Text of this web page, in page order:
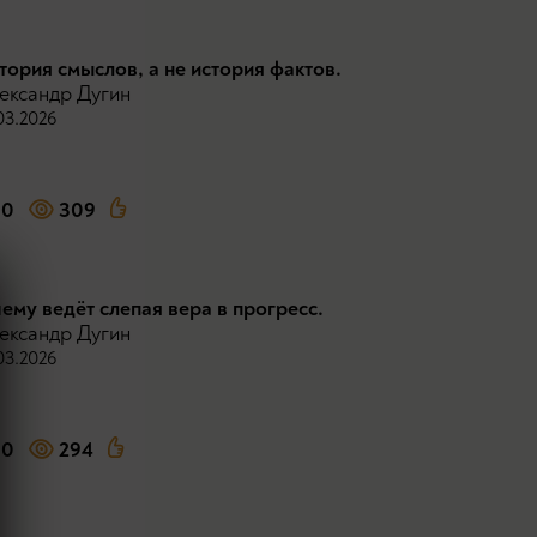
смыслов, а не история фактов.
Дугин
0 309
ведёт слепая вера в прогресс.
Дугин
0 294